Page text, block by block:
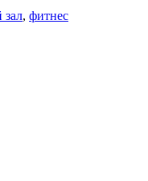
зал, фитнес